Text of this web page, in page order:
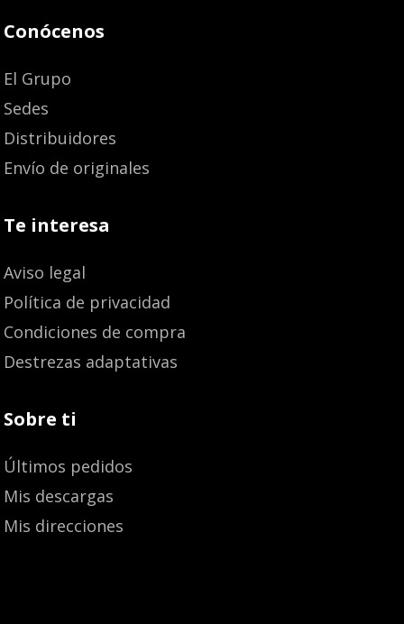
Conócenos
El Grupo
Sedes
Distribuidores
Envío de originales
Te interesa
Aviso legal
Política de privacidad
Condiciones de compra
Destrezas adaptativas
Sobre ti
Últimos pedidos
Mis descargas
Mis direcciones